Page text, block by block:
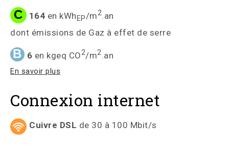
C 164 en kWh EP/m2.an
dont émissions de Gaz à effet de serre
B 6 en kgeq CO2/m2.an
En savoir plus
Connexion internet
Cuivre DSL de 30 à 100 Mbit/s